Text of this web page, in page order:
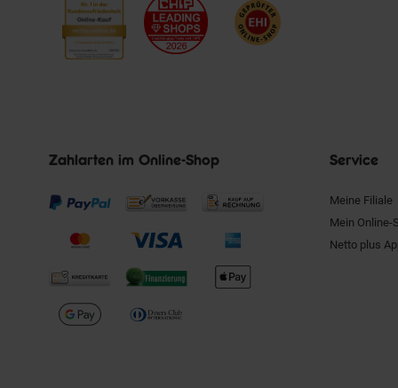
Zahlarten im Online-Shop Service
Meine Filiale
Mein Online-
Netto plus